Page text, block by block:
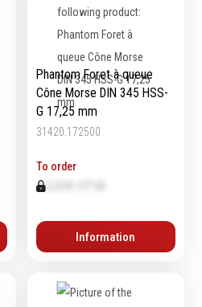
Phantom Foret à queue
Cône Morse DIN 345 HSS-
G 17,25 mm
31420.172500
To order
Information